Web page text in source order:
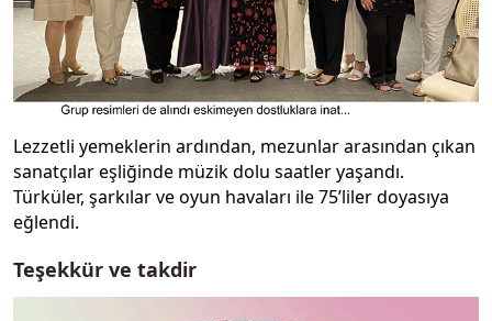
Lezzetli yemeklerin ardından, mezunlar arasından çıkan
sanatçılar eşliğinde müzik dolu saatler yaşandı.
Türküler, şarkılar ve oyun havaları ile 75’liler doyasıya
eğlendi.
Teşekkür ve takdir